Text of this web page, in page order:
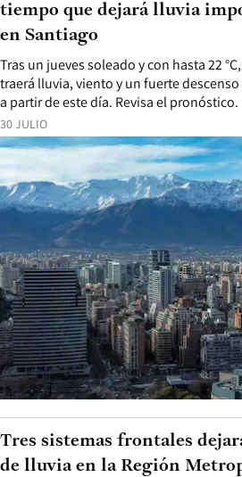
30 JULIO
Tras un jueves soleado y con hasta 22
traerá lluvia, viento y un fuerte
a partir de este día. Revisa el pronóstico.
tiempo que dejará lluvia
en Santiago
Tres sistemas frontales
de lluvia en la Región